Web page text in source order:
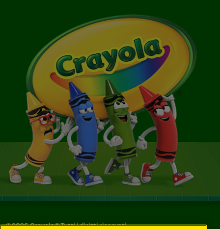
©2026Crayola® Tutti i diritti riservati.